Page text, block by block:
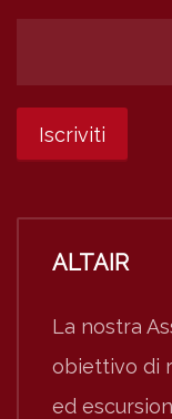
ALTAIR
La nostra
obiettivo di
ed